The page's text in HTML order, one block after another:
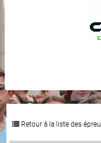
Retour à la liste des